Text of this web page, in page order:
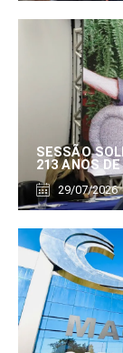
SESSÃO
213 ANOS
29/07/2026